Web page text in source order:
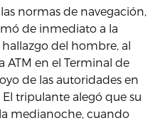
normas de navegación,
de inmediato a la
del hombre, al
ATM en el Terminal de
de las autoridades en
tripulante alegó que su
medianoche, cuando